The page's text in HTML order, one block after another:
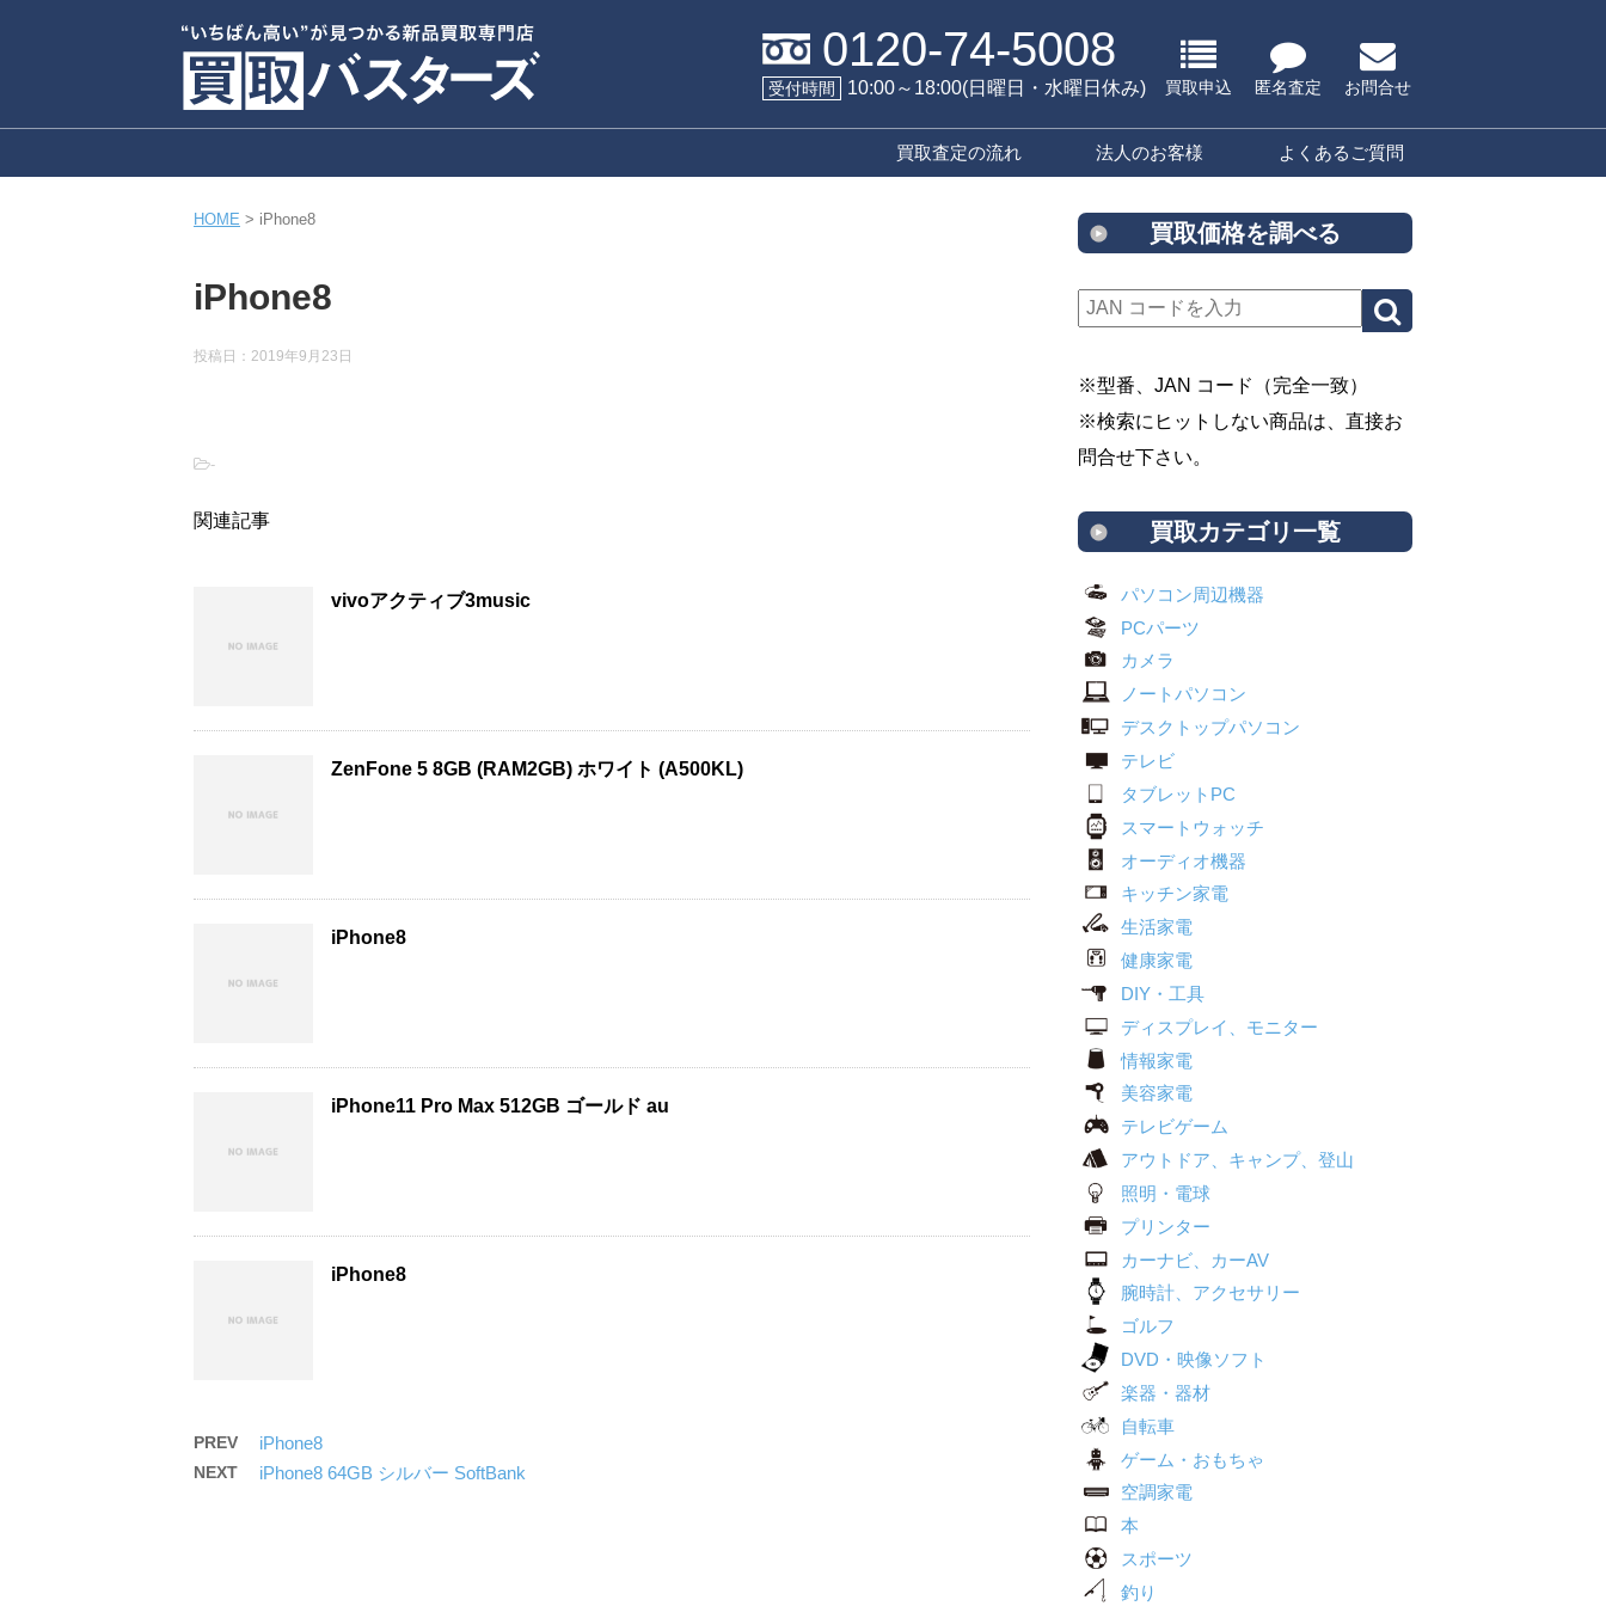
0120-74-5008
受付時間 10:00～18:00(日曜日・水曜日休み) 買取申込 匿名査定 お問合せ
買取査定の流れ 法人のお客様 よくあるご質問
HOME > iPhone8
iPhone8
投稿日： 2019年9月23日
-
関連記事
vivoアクティブ3music
ZenFone 5 8GB (RAM2GB) ホワイト (A500KL)
iPhone8
iPhone11 Pro Max 512GB ゴールド au
iPhone8
PREV iPhone8
NEXT iPhone8 64GB シルバー SoftBank
買取価格を調べる
※型番、JAN コード（完全一致）
※検索にヒットしない商品は、直接お
問合せ下さい。
買取カテゴリ一覧
パソコン周辺機器
PCパーツ
カメラ
ノートパソコン
デスクトップパソコン
テレビ
タブレットPC
スマートウォッチ
オーディオ機器
キッチン家電
生活家電
健康家電
DIY・工具
ディスプレイ、モニター
情報家電
美容家電
テレビゲーム
アウトドア、キャンプ、登山
照明・電球
プリンター
カーナビ、カーAV
腕時計、アクセサリー
ゴルフ
DVD・映像ソフト
楽器・器材
自転車
ゲーム・おもちゃ
空調家電
本
スポーツ
釣り